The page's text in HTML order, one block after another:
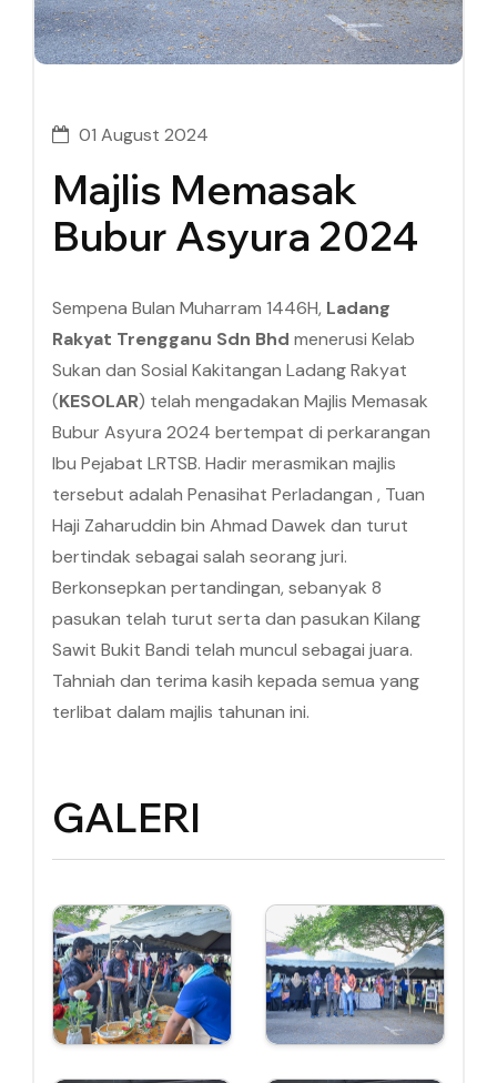
01 August 2024
Majlis Memasak
Bubur Asyura 2024
Sempena Bulan Muharram 1446H, Ladang
Rakyat Trengganu Sdn Bhdmenerusi Kelab
Sukan dan Sosial Kakitangan Ladang Rakyat
(KESOLAR) telah mengadakan Majlis Memasak
Bubur Asyura 2024 bertempat di perkarangan
Ibu Pejabat LRTSB. Hadir merasmikan majlis
tersebut adalah Penasihat Perladangan , Tuan
Haji Zaharuddin bin Ahmad Dawek dan turut
bertindak sebagai salah seorang juri.
Berkonsepkan pertandingan, sebanyak 8
pasukan telah turut serta dan pasukan Kilang
Sawit Bukit Bandi telah muncul sebagai juara.
Tahniah dan terima kasih kepada semua yang
terlibat dalam majlis tahunan ini.
GALERI